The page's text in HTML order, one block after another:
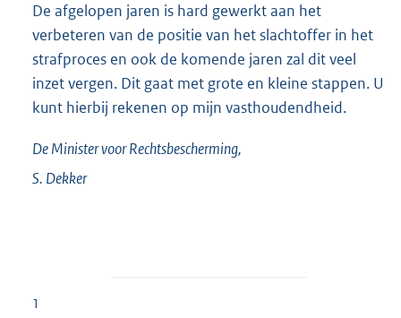
De afgelopen jaren is hard gewerkt aan het
verbeteren van de positie van het slachtoffer in het
strafproces en ook de komende jaren zal dit veel
inzet vergen. Dit gaat met grote en kleine stappen. U
kunt hierbij rekenen op mijn vasthoudendheid.
De Minister voor Rechtsbescherming,
S. Dekker
1